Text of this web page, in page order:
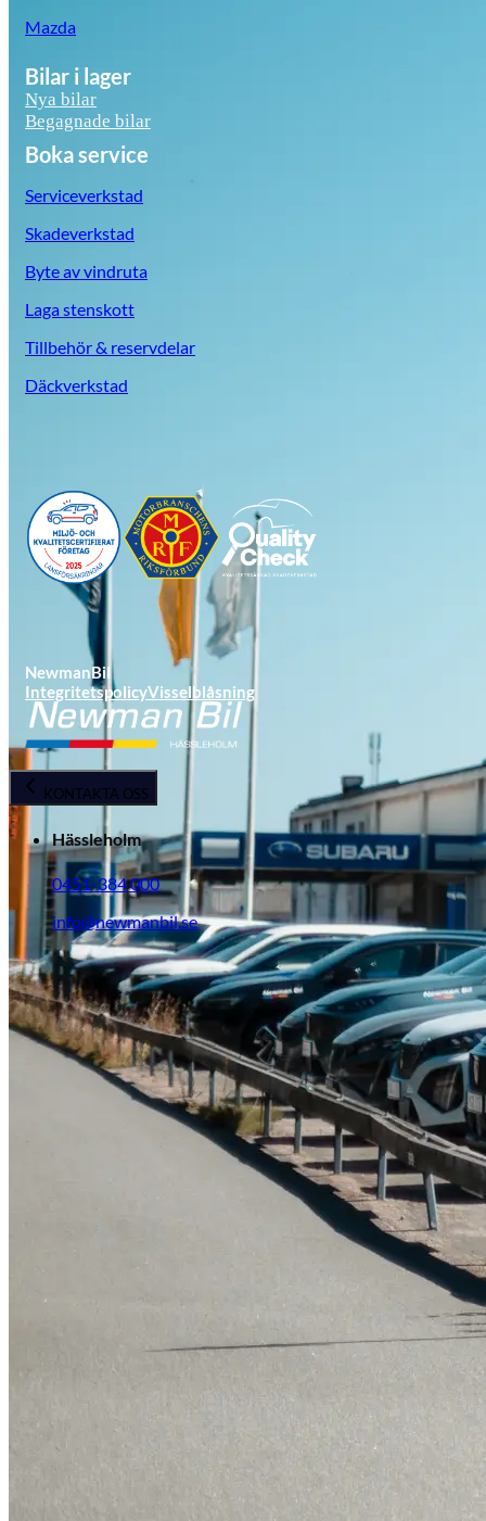
Opel
Serviceverkstad
Mazda
Bilar i lager
Nya bilar
Begagnade bilar
Boka service
Serviceverkstad
Skadeverkstad
Byte av vindruta
Laga stenskott
Tillbehör & reservdelar
Däckverkstad
NewmanBil
IntegritetspolicyVisselblåsning
KONTAKTA OSS
Hässleholm
0451-384 000
info@newmanbil.se